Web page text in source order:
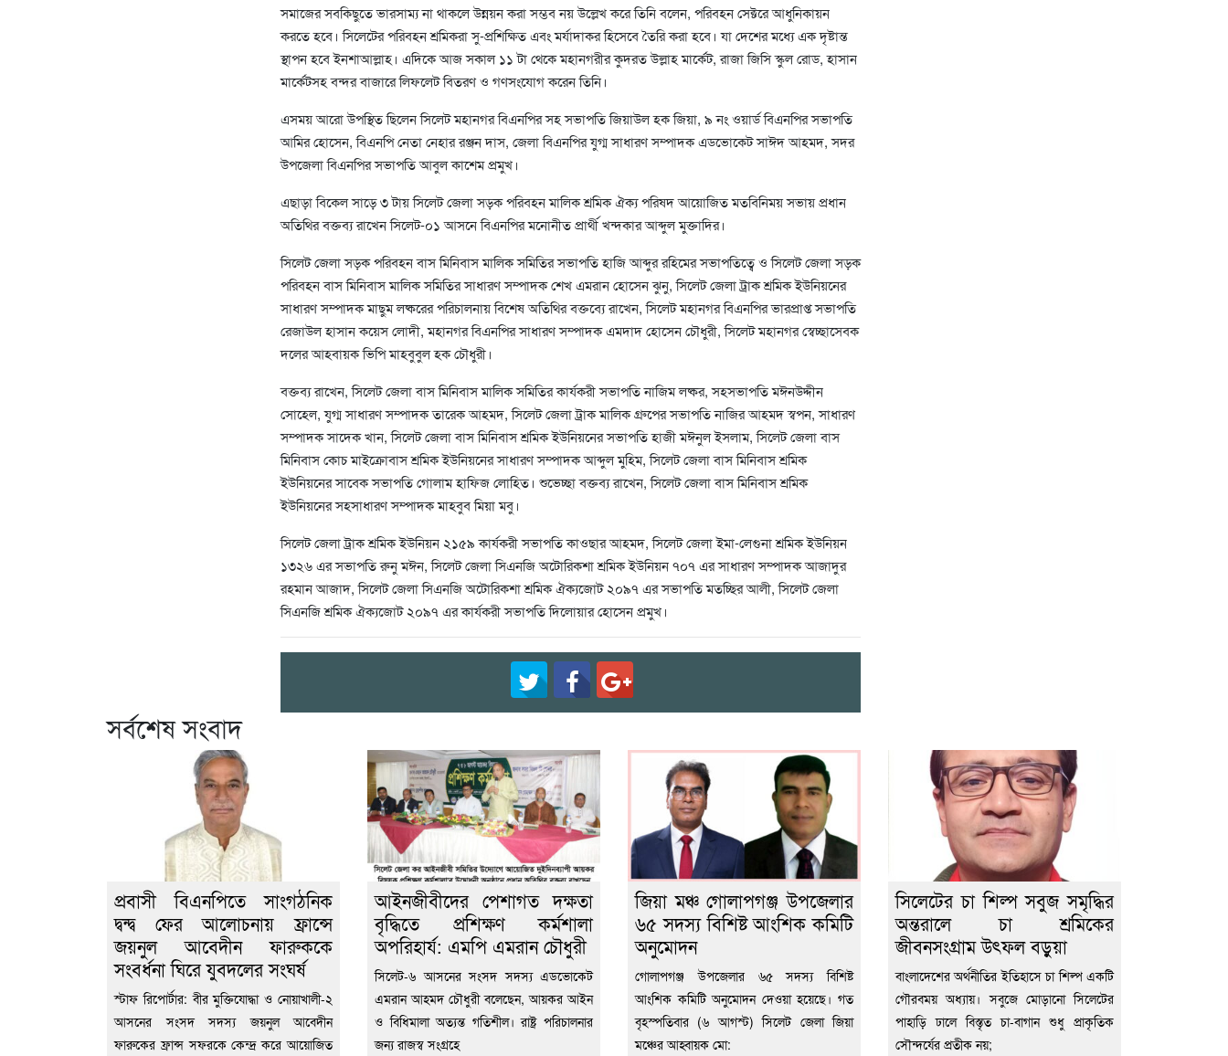
সমাজের সবকিছুতে ভারসাম্য না থাকলে উন্নয়ন করা সম্ভব নয় উল্লেখ করে তিনি বলেন, পরিবহন সেক্টরে আধুনিকায়ন
করতে হবে। সিলেটের পরিবহন শ্রমিকরা সু-প্রশিক্ষিত এবং মর্যাদাকর হিসেবে তৈরি করা হবে। যা দেশের মধ্যে এক দৃষ্টান্ত
স্থাপন হবে ইনশাআল্লাহ। এদিকে আজ সকাল ১১ টা থেকে মহানগরীর কুদরত উল্লাহ মার্কেট, রাজা জিসি স্কুল রোড, হাসান
মার্কেটসহ বন্দর বাজারে লিফলেট বিতরণ ও গণসংযোগ করেন তিনি।
এসময় আরো উপস্থিত ছিলেন সিলেট মহানগর বিএনপির সহ সভাপতি জিয়াউল হক জিয়া, ৯ নং ওয়ার্ড বিএনপির সভাপতি
আমির হোসেন, বিএনপি নেতা নেহার রঞ্জন দাস, জেলা বিএনপির যুগ্ম সাধারণ সম্পাদক এডভোকেট সাঈদ আহমদ, সদর
উপজেলা বিএনপির সভাপতি আবুল কাশেম প্রমুখ।
এছাড়া বিকেল সাড়ে ৩ টায় সিলেট জেলা সড়ক পরিবহন মালিক শ্রমিক ঐক্য পরিষদ আয়োজিত মতবিনিময় সভায় প্রধান
অতিথির বক্তব্য রাখেন সিলেট-০১ আসনে বিএনপির মনোনীত প্রার্থী খন্দকার আব্দুল মুক্তাদির।
সিলেট জেলা সড়ক পরিবহন বাস মিনিবাস মালিক সমিতির সভাপতি হাজি আব্দুর রহিমের সভাপতিত্বে ও সিলেট জেলা সড়ক
পরিবহন বাস মিনিবাস মালিক সমিতির সাধারণ সম্পাদক শেখ এমরান হোসেন ঝুনু, সিলেট জেলা ট্রাক শ্রমিক ইউনিয়নের
সাধারণ সম্পাদক মাছুম লষ্করের পরিচালনায় বিশেষ অতিথির বক্তব্যে রাখেন, সিলেট মহানগর বিএনপির ভারপ্রাপ্ত সভাপতি
রেজাউল হাসান কয়েস লোদী, মহানগর বিএনপির সাধারণ সম্পাদক এমদাদ হোসেন চৌধুরী, সিলেট মহানগর স্বেচ্ছাসেবক
দলের আহবায়ক ভিপি মাহবুবুল হক চৌধুরী।
বক্তব্য রাখেন, সিলেট জেলা বাস মিনিবাস মালিক সমিতির কার্যকরী সভাপতি নাজিম লষ্কর, সহসভাপতি মঈনউদ্দীন
সোহেল, যুগ্ম সাধারণ সম্পাদক তারেক আহমদ, সিলেট জেলা ট্রাক মালিক গ্রুপের সভাপতি নাজির আহমদ স্বপন, সাধারণ
সম্পাদক সাদেক খান, সিলেট জেলা বাস মিনিবাস শ্রমিক ইউনিয়নের সভাপতি হাজী মঈনুল ইসলাম, সিলেট জেলা বাস
মিনিবাস কোচ মাইক্রোবাস শ্রমিক ইউনিয়নের সাধারণ সম্পাদক আব্দুল মুহিম, সিলেট জেলা বাস মিনিবাস শ্রমিক
ইউনিয়নের সাবেক সভাপতি গোলাম হাফিজ লোহিত। শুভেচ্ছা বক্তব্য রাখেন, সিলেট জেলা বাস মিনিবাস শ্রমিক
ইউনিয়নের সহসাধারণ সম্পাদক মাহবুব মিয়া মবু।
সিলেট জেলা ট্রাক শ্রমিক ইউনিয়ন ২১৫৯ কার্যকরী সভাপতি কাওছার আহমদ, সিলেট জেলা ইমা-লেগুনা শ্রমিক ইউনিয়ন
১৩২৬ এর সভাপতি রুনু মঈন, সিলেট জেলা সিএনজি অটোরিকশা শ্রমিক ইউনিয়ন ৭০৭ এর সাধারণ সম্পাদক আজাদুর
রহমান আজাদ, সিলেট জেলা সিএনজি অটোরিকশা শ্রমিক ঐক্যজোট ২০৯৭ এর সভাপতি মতচ্ছির আলী, সিলেট জেলা
সিএনজি শ্রমিক ঐক্যজোট ২০৯৭ এর কার্যকরী সভাপতি দিলোয়ার হোসেন প্রমুখ।
সর্বশেষ সংবাদ
প্রবাসী বিএনপিতে সাংগঠনিক
দ্বন্দ্ব ফের আলোচনায় ফ্রান্সে
জয়নুল আবেদীন ফারুককে
সংবর্ধনা ঘিরে যুবদলের সংঘর্ষ
স্টাফ রিপোর্টার: বীর মুক্তিযোদ্ধা ও নোয়াখালী-২
আসনের সংসদ সদস্য জয়নুল আবেদীন
ফারুকের ফ্রান্স সফরকে কেন্দ্র করে আয়োজিত
আইনজীবীদের পেশাগত দক্ষতা
বৃদ্ধিতে প্রশিক্ষণ কর্মশালা
অপরিহার্য: এমপি এমরান চৌধুরী
‎সিলেট-৬ আসনের সংসদ সদস্য এডভোকেট
এমরান আহমদ চৌধুরী বলেছেন, আয়কর আইন
ও বিধিমালা অত্যন্ত গতিশীল। রাষ্ট্র পরিচালনার
জন্য রাজস্ব সংগ্রহে
জিয়া মঞ্চ গোলাপগঞ্জ উপজেলার
৬৫ সদস্য বিশিষ্ট আংশিক কমিটি
অনুমোদন
গোলাপগঞ্জ উপজেলার ৬৫ সদস্য বিশিষ্ট
আংশিক কমিটি অনুমোদন দেওয়া হয়েছে। গত
বৃহস্পতিবার (৬ আগস্ট) সিলেট জেলা জিয়া
মঞ্চের আহ্বায়ক মো:
সিলেটের চা শিল্প সবুজ সমৃদ্ধির
অন্তরালে চা শ্রমিকের
জীবনসংগ্রাম উৎফল বড়ুয়া
বাংলাদেশের অর্থনীতির ইতিহাসে চা শিল্প একটি
গৌরবময় অধ্যায়। সবুজে মোড়ানো সিলেটের
পাহাড়ি ঢালে বিস্তৃত চা-বাগান শুধু প্রাকৃতিক
সৌন্দর্যের প্রতীক নয়;